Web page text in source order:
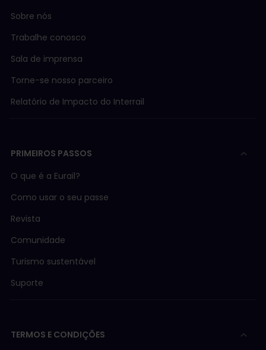
Sobre nós
Trabalhe conosco
Sala de imprensa
Torne-se nosso parceiro
Relatório de Impacto do Interrail
PRIMEIROS PASSOS
O que é a Eurail?
Como usar o seu passe
Revista
Comunidade
Turismo sustentável
Suporte
TERMOS E CONDIÇÕES